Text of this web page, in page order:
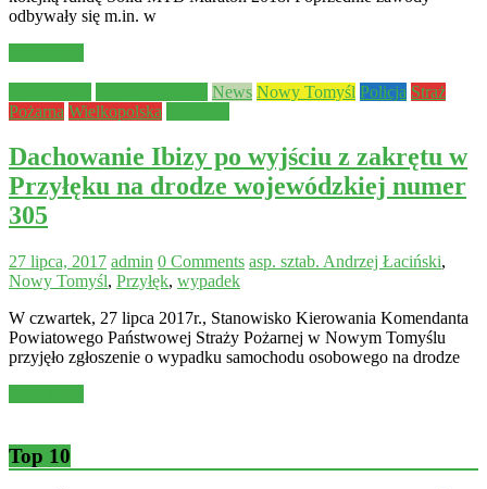
odbywały się m.in. w
News Nowy Tomyśl Policja Straż
Pożarna Wielkopolska
Dachowanie Ibizy po wyjściu z zakrętu w
Przyłęku na drodze wojewódzkiej numer
305
27 lipca, 2017 admin 0 Comments asp. sztab. Andrzej Łaciński,
Nowy Tomyśl, Przyłęk, wypadek
W czwartek, 27 lipca 2017r., Stanowisko Kierowania Komendanta
Powiatowego Państwowej Straży Pożarnej w Nowym Tomyślu
przyjęło zgłoszenie o wypadku samochodu osobowego na drodze
Top 10